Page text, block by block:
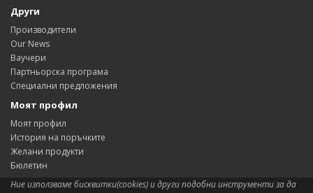
Други
Производители
Our News
Ваучери
Партньорска програма
Специални предложения
Моят профил
Моят профил
История на поръчките
Желани продукти
Бюлетин
Ние използваме бисквитки(cookies) и други подобни инструменти за да